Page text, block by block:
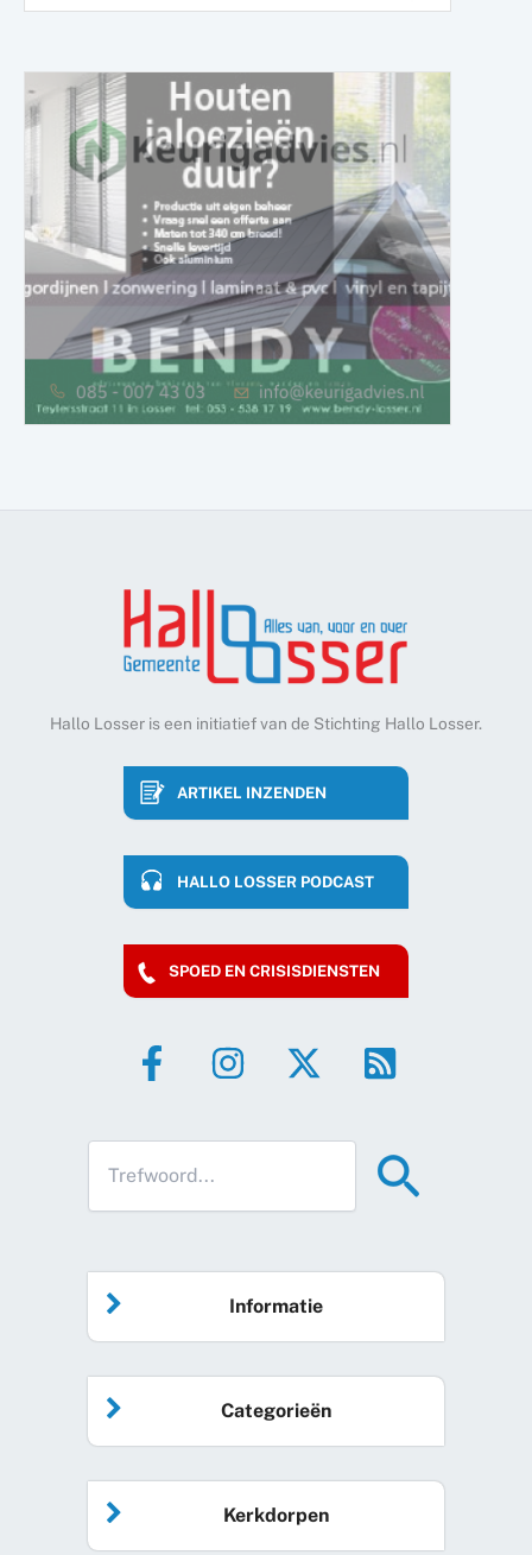
Hallo Losser is een initiatief van de Stichting Hallo Losser.
ARTIKEL INZENDEN
HALLO LOSSER PODCAST
SPOED EN CRISISDIENSTEN
Informatie
Home
Agenda
Categorieën
Algemeen nieuws
Kerkdorpen